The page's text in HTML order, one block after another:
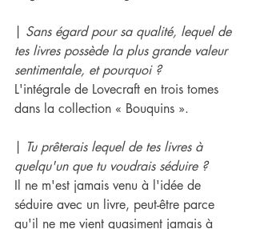
| Sans égard pour sa qualité, lequel de
tes livres possède la plus grande valeur
sentimentale, et pourquoi ?
L'intégrale de Lovecraft en trois tomes
dans la collection « Bouquins ».
| Tu prêterais lequel de tes livres à
quelqu'un que tu voudrais séduire ?
Il ne m'est jamais venu à l'idée de
séduire avec un livre, peut-être parce
qu'il ne me vient quasiment jamais à